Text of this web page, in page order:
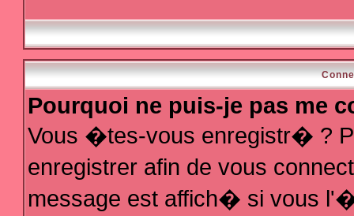
Pourquoi ne puis-je pas me
Vous �tes-vous enregistr� ?
enregistrer afin de vous
message est affich� si vous